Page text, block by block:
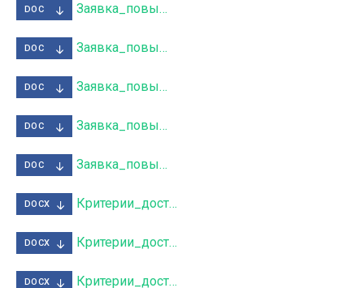
DOC Заявка_повыш_стип_наука_весна_2021.doc
DOC Заявка_повыш_стип_обществ_весна_2021.doc
DOC Заявка_повыш_стип_спорт_весна_2021.doc
DOC Заявка_повыш_стип_твор_весна_2020.doc
DOC Заявка_повыш_стип_учеба_весна_2021.doc
DOCX Критерии_достиж_стип_культ_весна_2021.docx
DOCX Критерии_достиж_стип_наука_весна_2021.docx
DOCX Критерии_достиж_стип_обществ_весна_2021.docx